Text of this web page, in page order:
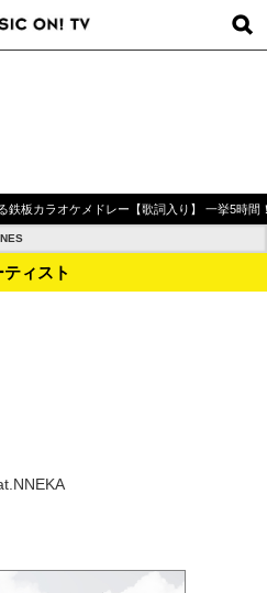
鉄板カラオケメドレー【歌詞入り】 一挙5時間
ティスト